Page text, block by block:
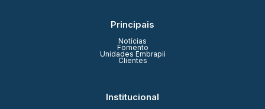
Principais
Notícias
Fomento
Unidades Embrapii
Clientes
Institucional